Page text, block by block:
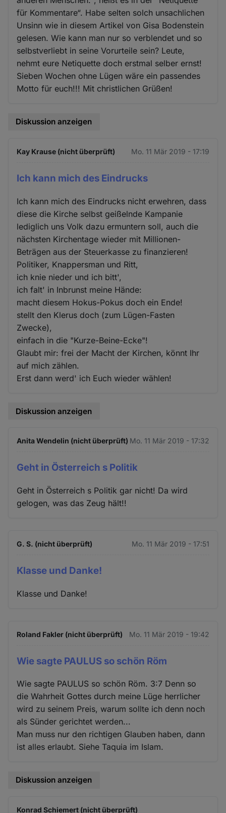
für Kommentare“. Habe selten solch unsachlichen
Unsinn wie in diesem Artikel von Gisa Bodenstein
gelesen. Wie kann man nur so verblendet und so
selbstverliebt in seine Vorurteile sein? Leute,
nehmt eure Netiquette doch erstmal selber ernst!
Sieben Wochen ohne Lügen wäre ein passendes
Motto für euch!!! Mit christlichen Grüßen!
Diskussion anzeigen
Kay Krause (nicht überprüft) Mo. 11 Mär 2019 - 17:19
Ich kann mich des Eindrucks
Ich kann mich des Eindrucks nicht erwehren, dass
diese die Kirche selbst geißelnde Kampanie
lediglich uns Volk dazu ermuntern soll, auch die
nächsten Kirchentage wieder mit Millionen-
Beträgen aus der Steuerkasse zu finanzieren!
Politiker, Knappersman und Ritt,
ich knie nieder und ich bitt',
ich falt' in Inbrunst meine Hände:
macht diesem Hokus-Pokus doch ein Ende!
stellt den Klerus doch (zum Lügen-Fasten
Zwecke),
einfach in die "Kurze-Beine-Ecke"!
Glaubt mir: frei der Macht der Kirchen, könnt Ihr
auf mich zählen.
Erst dann werd' ich Euch wieder wählen!
Diskussion anzeigen
Anita Wendelin (nicht überprüft) Mo. 11 Mär 2019 - 17:32
Geht in Österreich s Politik
Geht in Österreich s Politik gar nicht! Da wird
gelogen, was das Zeug hält!!
G. S. (nicht überprüft) Mo. 11 Mär 2019 - 17:51
Klasse und Danke!
Klasse und Danke!
Roland Fakler (nicht überprüft) Mo. 11 Mär 2019 - 19:42
Wie sagte PAULUS so schön Röm
Wie sagte PAULUS so schön Röm. 3:7 Denn so
die Wahrheit Gottes durch meine Lüge herrlicher
wird zu seinem Preis, warum sollte ich denn noch
als Sünder gerichtet werden...
Man muss nur den richtigen Glauben haben, dann
ist alles erlaubt. Siehe Taquia im Islam.
Diskussion anzeigen
Konrad Schiemert (nicht überprüft)